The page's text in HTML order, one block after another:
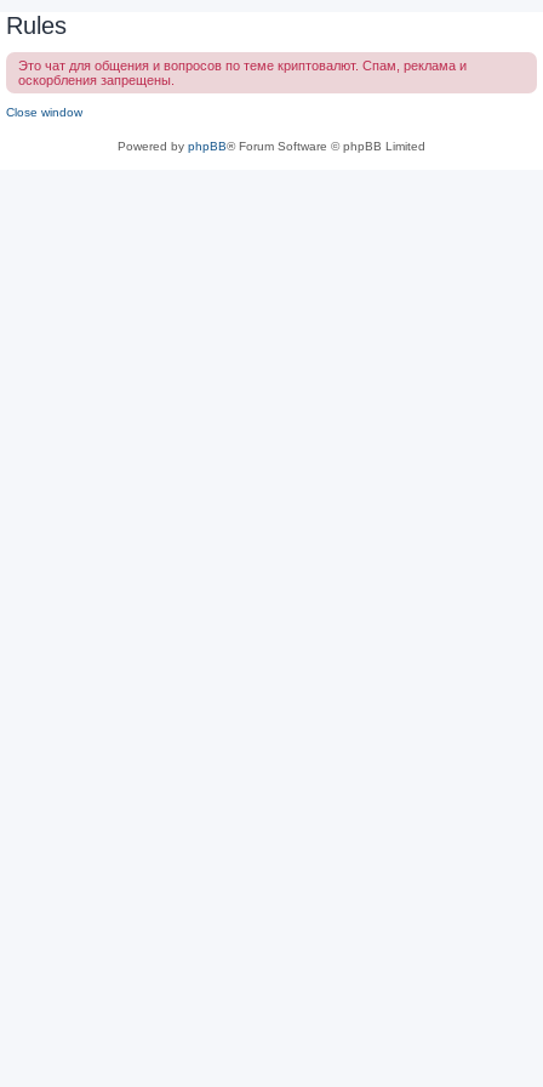
Rules
Это чат для общения и вопросов по теме криптовалют. Спам, реклама и
оскорбления запрещены.
Close window
Powered by phpBB® Forum Software © phpBB Limited